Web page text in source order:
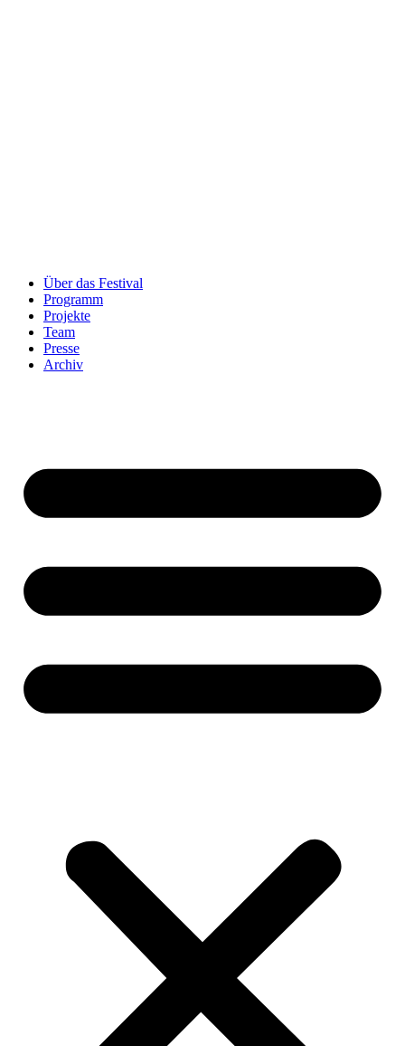
Über das Festival
Programm
Projekte
Team
Presse
Archiv